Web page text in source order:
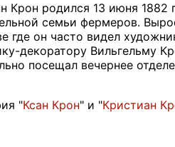
Крон родился 13 июня 1882
семьи фермеров.
где он часто видел
декоратору Вильгельму
посещал вечернее
"Ксан Крон" и "Кристиан